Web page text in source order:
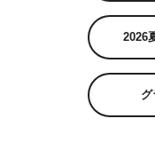
2026